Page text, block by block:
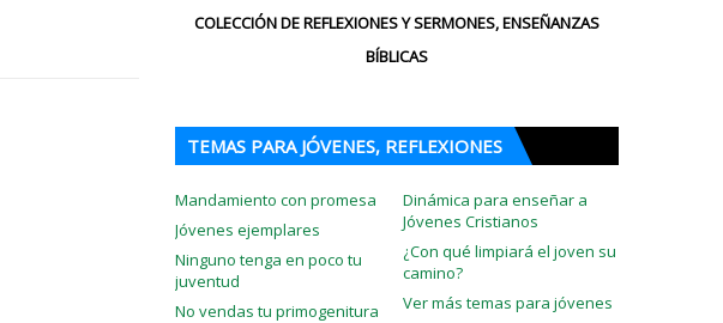
COLECCIÓN DE REFLEXIONES Y SERMONES, ENSEÑANZAS
BÍBLICAS
TEMAS PARA JÓVENES, REFLEXIONES
Mandamiento con promesa
Dinámica para enseñar a
Jóvenes Cristianos
Jóvenes ejemplares
¿Con qué limpiará el joven su
camino?
Ninguno tenga en poco tu
juventud
Ver más temas para jóvenes
No vendas tu primogenitura